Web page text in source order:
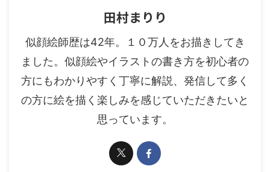
田村まりり
似顔絵師歴は42年。１０万人をお描きしてき
ました。似顔絵やイラストの書き方を初心者の
方にもわかりやすく丁寧に解説、発信して多く
の方に絵を描く楽しみを感じていただきたいと
思っています。